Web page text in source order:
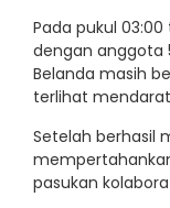
Pada pukul 03:00
dengan anggota
Belanda masih
terlihat
Setelah berhasil
pasukan